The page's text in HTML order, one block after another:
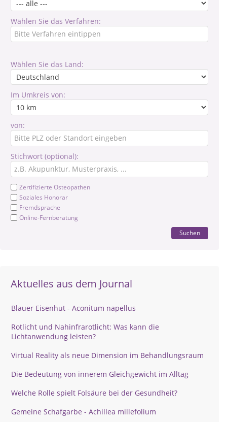
Wählen Sie das Verfahren:
Wählen Sie das Land:
Im Umkreis von:
von:
Stichwort (optional):
Zertifizierte Osteopathen
Soziales Honorar
Fremdsprache
Online-Fernberatung
Suchen
Aktuelles aus dem Journal
Blauer Eisenhut - Aconitum napellus
Rotlicht und Nahinfrarotlicht: Was kann die
Lichtanwendung leisten?
Virtual Reality als neue Dimension im Behandlungsraum
Die Bedeutung von innerem Gleichgewicht im Alltag
Welche Rolle spielt Folsäure bei der Gesundheit?
Gemeine Schafgarbe - Achillea millefolium